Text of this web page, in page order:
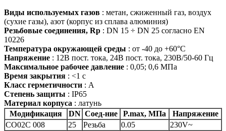
Виды используемых газов : метан, сжиженный газ, воздух
(сухие газы), азот (корпус из сплава алюминия)
Резьбовые соединения, Rp : DN 15 ÷ DN 25 согласно EN
10226
Температура окружающей среды : от -40 до +60°С
Напряжение : 12В пост. тока, 24В пост. тока, 230В/50-60 Гц
Максимальное рабочее давление : 0,05; 0,6 МПа
Время закрытия : <1 с
Класс герметичности : А
Степень защиты : IP65
Материал корпуса : латунь
Модификация
DN Соед-ние P.max, МПа
Напряжение
СO02С 008
25 Резьба 0.05
230V~